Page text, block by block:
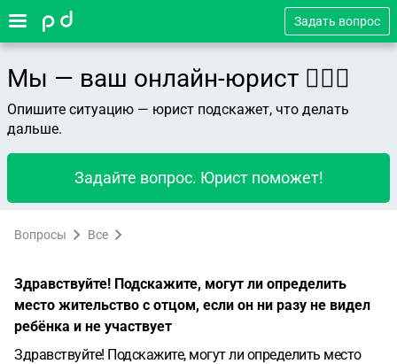
Задать вопрос
Мы — ваш онлайн-юрист 👨🏻‍⚖️
Опишите ситуацию — юрист подскажет, что делать
дальше.
Задайте вопрос. Юрист поможет!
Вопросы Все
Здравствуйте! Подскажите, могут ли определить
место жительство с отцом, если он ни разу не видел
ребёнка и не участвует
Здравствуйте! Подскажите, могут ли определить место